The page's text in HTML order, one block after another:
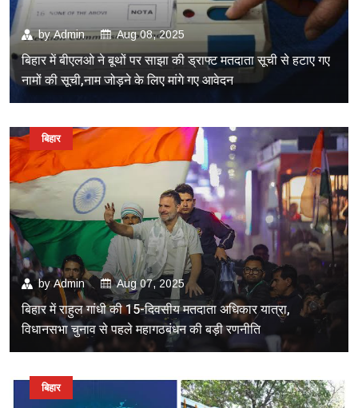
byAdmin Aug 08, 2025
बिहार में बीएलओ ने बूथों पर साझा की ड्राफ्ट मतदाता सूची से हटाए गए
नामों की सूची,नाम जोड़ने के लिए मांगे गए आवेदन
byAdmin Aug 07, 2025
बिहार में राहुल गांधी की 15-दिवसीय मतदाता अधिकार यात्रा,
विधानसभा चुनाव से पहले महागठबंधन की बड़ी रणनीति
बिहार
बिहार